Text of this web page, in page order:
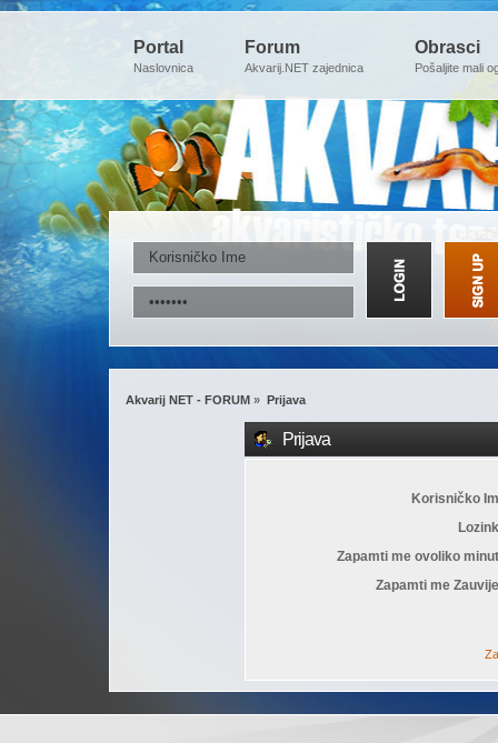
Portal
Naslovnica
Forum
Akvarij.NET zajednica
Obrasci
Pošaljite mali
Akvarij NET - FORUM » Prijava
Prijava
Korisničko
Zapamti me ovoliko
Zapamti me